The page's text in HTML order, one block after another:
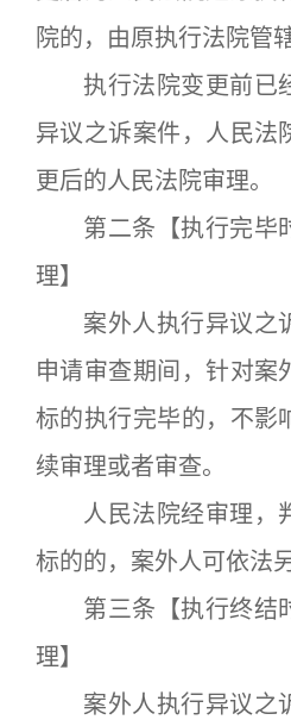
院的，由原执行法院管辖
执行法院变更前已
异议之诉案件，人民法
更后的人民法院审理。
第二条【执行完毕
理】
案外人执行异议之
申请审查期间，针对案
标的执行完毕的，不影
续审理或者审查。
人民法院经审理，
标的的，案外人可依法
第三条【执行终结
理】
案外人执行异议之